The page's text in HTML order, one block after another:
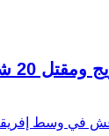
في بانغي